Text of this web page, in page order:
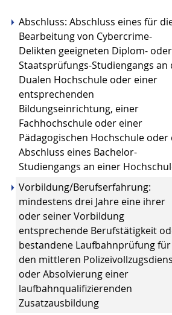
Abschluss: Abschluss eines für
Bearbeitung von Cybercrime-
Delikten geeigneten Diplom- oder
Staatsprüfungs-Studiengangs an
Dualen Hochschule oder einer
entsprechenden
Bildungseinrichtung, einer
Fachhochschule oder einer
Pädagogischen Hochschule oder
Abschluss eines Bachelor-
Studiengangs an einer
Vorbildung/Berufserfahrung:
mindestens drei Jahre eine ihrer
oder seiner Vorbildung
entsprechende Berufstätigkeit
bestandene Laufbahnprüfung für
den mittleren
oder Absolvierung einer
laufbahnqualifizierenden
Zusatzausbildung